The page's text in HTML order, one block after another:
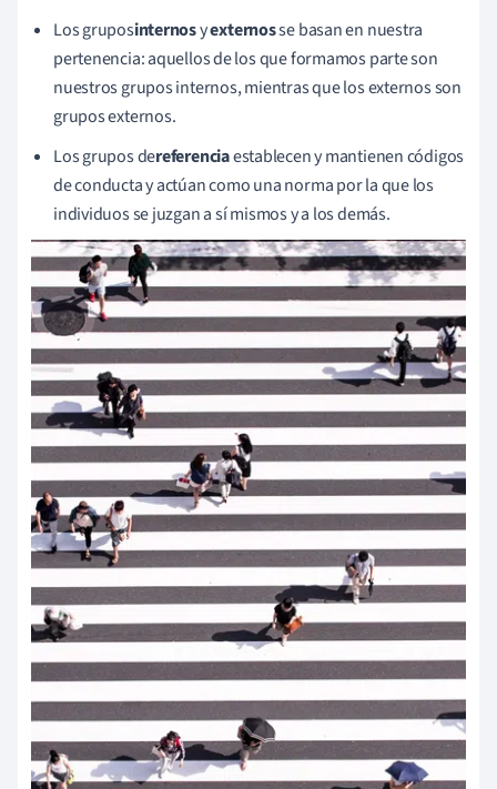
Los gruposinternosyexternosse basan en nuestra
pertenencia: aquellos de los que formamos parte son
nuestros grupos internos, mientras que los externos son
grupos externos.
Los grupos dereferenciaestablecen y mantienen códigos
de conducta y actúan como una norma por la que los
individuos se juzgan a sí mismos y a los demás.